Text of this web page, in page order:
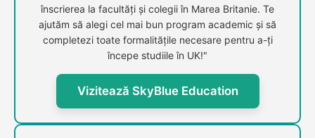
înscrierea la facultăți și colegii în Marea Britanie. Te
ajutăm să alegi cel mai bun program academic și să
completezi toate formalitățile necesare pentru a-ți
începe studiile în UK!"
Vizitează SkyBlue Education